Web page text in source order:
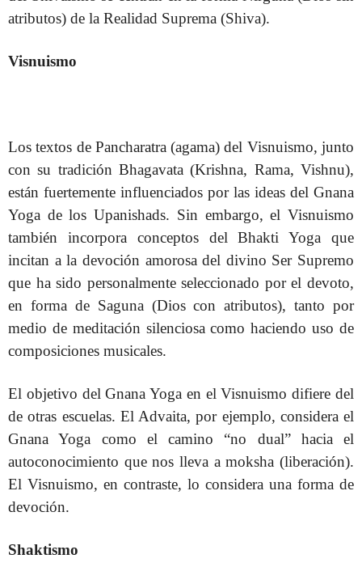
atributos) de la Realidad Suprema (Shiva).
Visnuismo
Los textos de Pancharatra (agama) del Visnuismo, junto
con su tradición Bhagavata (Krishna, Rama, Vishnu),
están fuertemente influenciados por las ideas del Gnana
Yoga de los Upanishads. Sin embargo, el Visnuismo
también incorpora conceptos del Bhakti Yoga que
incitan a la devoción amorosa del divino Ser Supremo
que ha sido personalmente seleccionado por el devoto,
en forma de Saguna (Dios con atributos), tanto por
medio de meditación silenciosa como haciendo uso de
composiciones musicales.
El objetivo del Gnana Yoga en el Visnuismo difiere del
de otras escuelas. El Advaita, por ejemplo, considera el
Gnana Yoga como el camino “no dual” hacia el
autoconocimiento que nos lleva a moksha (liberación).
El Visnuismo, en contraste, lo considera una forma de
devoción.
Shaktismo